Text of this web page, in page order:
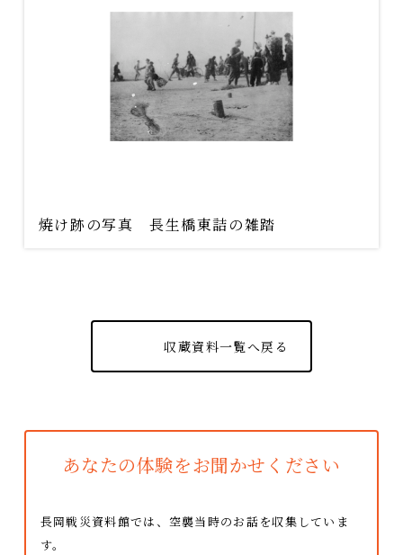
焼け跡の写真 長生橋東詰の雑踏
収蔵資料一覧へ戻る
あなたの体験をお聞かせください
長岡戦災資料館では、空襲当時のお話を収集していま
す。